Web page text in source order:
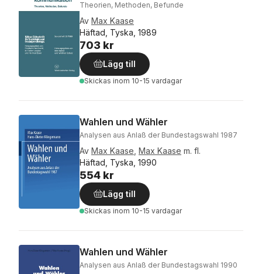
Theorien, Methoden, Befunde
Av Max Kaase
Häftad, Tyska, 1989
703 kr
Lägg till
Skickas inom 10-15 vardagar
Wahlen und Wähler
Analysen aus Anlaß der Bundestagswahl 1987
Av Max Kaase Max Kaase m. fl.
Häftad, Tyska, 1990
554 kr
Lägg till
Skickas inom 10-15 vardagar
Wahlen und Wähler
Analysen aus Anlaß der Bundestagswahl 1990